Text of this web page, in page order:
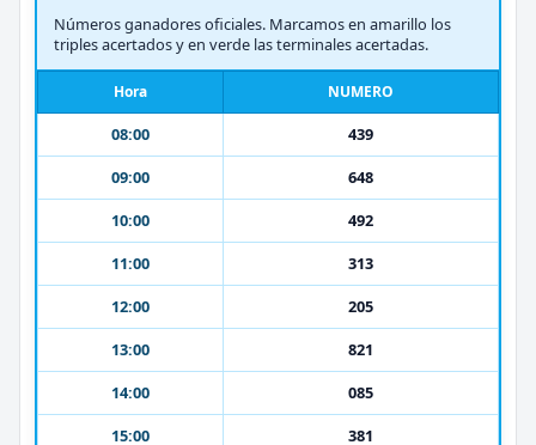
Números ganadores oficiales. Marcamos en amarillo los
triples acertados y en verde las terminales acertadas.
Hora NUMERO
08:00
439
09:00
648
10:00
492
11:00
313
12:00
205
13:00
821
14:00
085
15:00
381